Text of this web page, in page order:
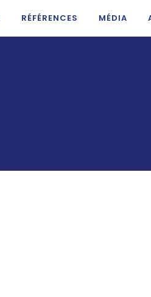
RÉFÉRENCES MÉDIA